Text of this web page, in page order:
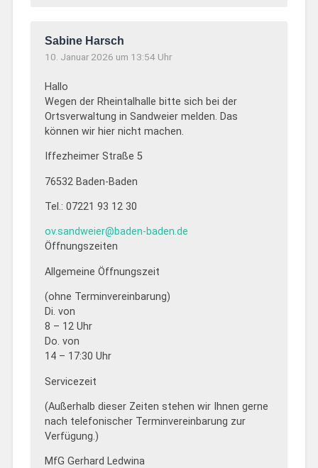
Sabine Harsch
10. Januar 2026 um 13:54 Uhr
Hallo
Wegen der Rheintalhalle bitte sich bei der
Ortsverwaltung in Sandweier melden. Das
können wir hier nicht machen.
Iffezheimer Straße 5
76532 Baden-Baden
Tel.: 07221 93 12 30
ov.sandweier@baden-baden.de
Öffnungszeiten
Allgemeine Öffnungszeit
(ohne Terminvereinbarung)
Di. von
8 – 12 Uhr
Do. von
14 – 17:30 Uhr
Servicezeit
(Außerhalb dieser Zeiten stehen wir Ihnen gerne
nach telefonischer Terminvereinbarung zur
Verfügung.)
MfG Gerhard Ledwina